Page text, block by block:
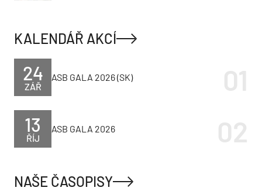
KALENDÁŘ AKCÍ
ZÁŘ
24 ASB GALA 2026 (SK)
ŘÍJ
13 ASB GALA 2026
NAŠE ČASOPISY